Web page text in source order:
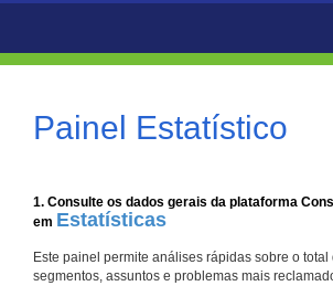
Painel Estatístico
1. Consulte os dados gerais da plataforma
em Estatísticas
Este painel permite análises rápidas sobre o
segmentos, assuntos e problemas mais